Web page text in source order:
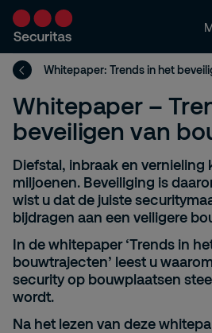
Whitepaper –
beveiligen van
Diefstal, inbraak en
miljoenen. Beveiliging is
wist u dat de juiste
bijdragen aan een veiligere
In de whitepaper ‘Trends in
bouwtrajecten’ leest u
security op bouwplaatsen
wordt.
Na het lezen van deze